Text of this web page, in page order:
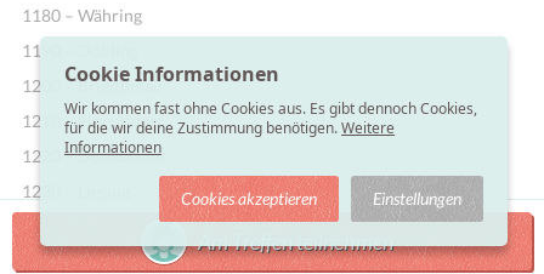
Am Treffen teilnehmen
1180 – Währing
1190 – Döbling
1200 – Brigittenau
1210 – Floridsdorf
1220 – Donaustadt
1230 – Liesing
Cookie Informationen
Wir kommen fast ohne Cookies aus. Es gibt dennoch Cookies,
für die wir deine Zustimmung benötigen.Weitere
Informationen
Cookies akzeptieren Einstellungen